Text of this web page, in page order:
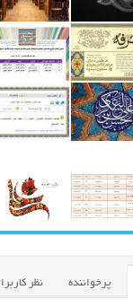
پرخواننده نظر